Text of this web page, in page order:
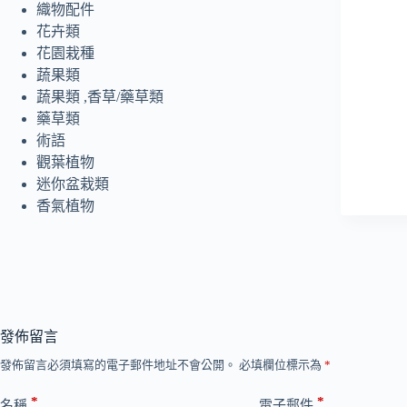
織物配件
花卉類
花園栽種
蔬果類
蔬果類 ,香草/藥草類
藥草類
術語
觀葉植物
迷你盆栽類
香氣植物
發佈留言
發佈留言必須填寫的電子郵件地址不會公開。 必填欄位標示為 *
* *